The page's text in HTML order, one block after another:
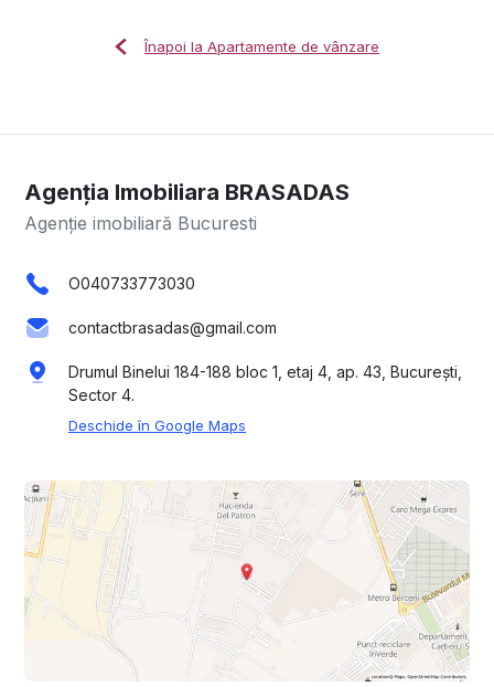
Înapoi la Apartamente de vânzare
Agenția Imobiliara BRASADAS
Agenție imobiliară Bucuresti
O040733773030
contactbrasadas@gmail.com
Drumul Binelui 184-188 bloc 1, etaj 4, ap. 43, București,
Sector 4.
Deschide în Google Maps